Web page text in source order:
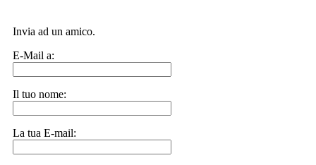
Invia ad un amico.
E-Mail a:
Il tuo nome:
La tua E-mail: